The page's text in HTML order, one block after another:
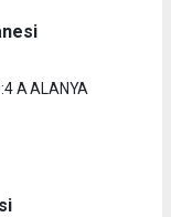
A ALANYA